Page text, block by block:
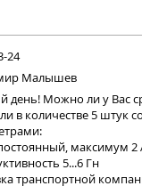
24
Малышев
день! Можно ли у Вас
в количестве 5 штук
максимум 2
5...6 Гн
транспортной